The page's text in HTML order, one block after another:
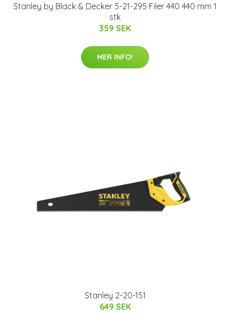
Stanley by Black & Decker 5-21-295 Filer 440 440 mm 1
stk
359 SEK
MER INFO!
Stanley 2-20-151
649 SEK